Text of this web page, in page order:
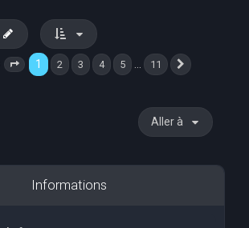
Page 1 sur 11
1 2 3 4 5 11
Aller à
Informations